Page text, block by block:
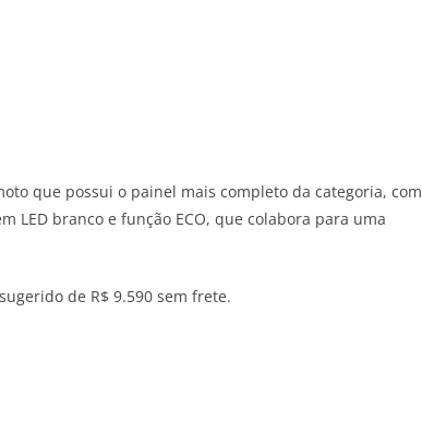
que possui o painel mais completo da categoria, com
LED branco e função ECO, que colabora para uma
de R$ 9.590 sem frete.